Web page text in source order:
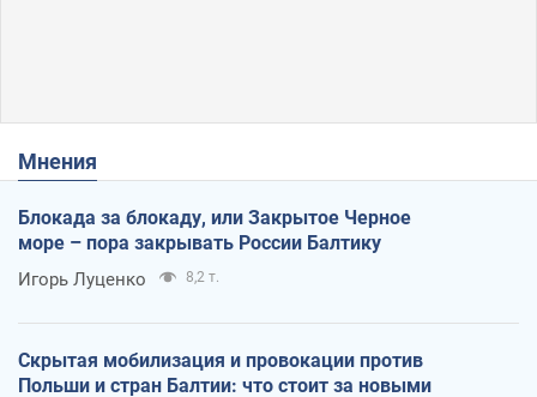
Мнения
Блокада за блокаду, или Закрытое Черное
море – пора закрывать России Балтику
Игорь Луценко 8,2 т.
Скрытая мобилизация и провокации против
Польши и стран Балтии: что стоит за новыми